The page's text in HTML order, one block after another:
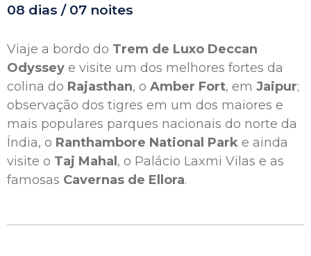
08 dias / 07 noites
Viaje a bordo do Trem de Luxo Deccan
Odyssey e visite um dos melhores fortes da
colina do Rajasthan, o Amber Fort, em Jaipur;
observação dos tigres em um dos maiores e
mais populares parques nacionais do norte da
Índia, o Ranthambore National Park e ainda
visite o Taj Mahal , o Palácio Laxmi Vilas e as
famosas Cavernas de Ellora.